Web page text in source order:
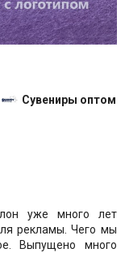
Сувениры оптом
уже много лет
рекламы. Чего мы
Выпущено много